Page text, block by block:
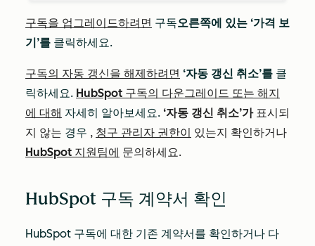
구독을 업그레이드하려면 구독오른쪽에 있는 ‘가격 보
기’를 클릭하세요.
구독의 자동 갱신을 해제하려면 ‘자동 갱신 취소’를 클
릭하세요. HubSpot 구독의 다운그레이드 또는 해지
에 대해 자세히 알아보세요. ‘자동 갱신 취소’가표시되
지 않는 경우 , 청구 관리자 권한이
있는지 확인하거나
HubSpot 지원팀에 문의하세요.
HubSpot 구독 계약서 확인
HubSpot 구독에 대한 기존 계약서를 확인하거나 다